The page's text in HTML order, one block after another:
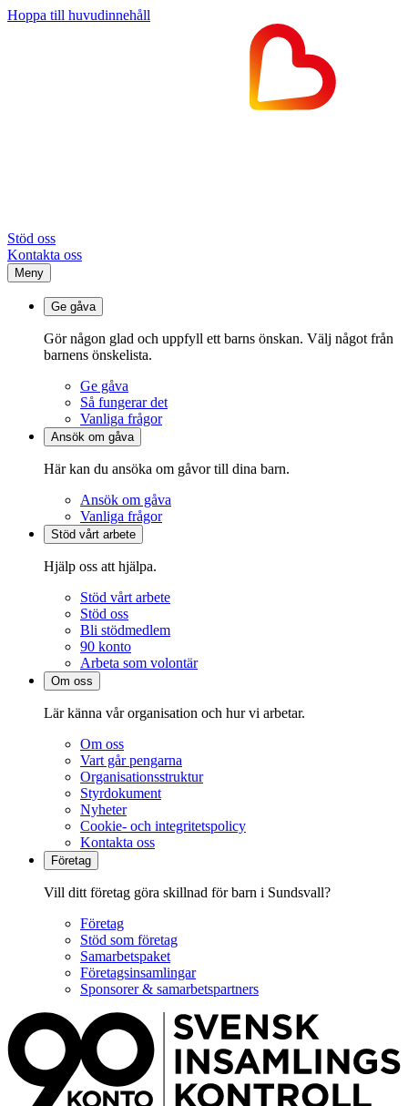
Hoppa till huvudinnehåll
Stöd oss
Kontakta oss
Meny
Ge gåva
Gör någon glad och uppfyll ett barns önskan. Välj något från
barnens önskelista.
Ge gåva
Så fungerar det
Vanliga frågor
Ansök om gåva
Här kan du ansöka om gåvor till dina barn.
Ansök om gåva
Vanliga frågor
Stöd vårt arbete
Hjälp oss att hjälpa.
Stöd vårt arbete
Stöd oss
Bli stödmedlem
90 konto
Arbeta som volontär
Om oss
Lär känna vår organisation och hur vi arbetar.
Om oss
Vart går pengarna
Organisationsstruktur
Styrdokument
Nyheter
Cookie- och integritetspolicy
Kontakta oss
Företag
Vill ditt företag göra skillnad för barn i Sundsvall?
Företag
Stöd som företag
Samarbetspaket
Företagsinsamlingar
Sponsorer & samarbetspartners